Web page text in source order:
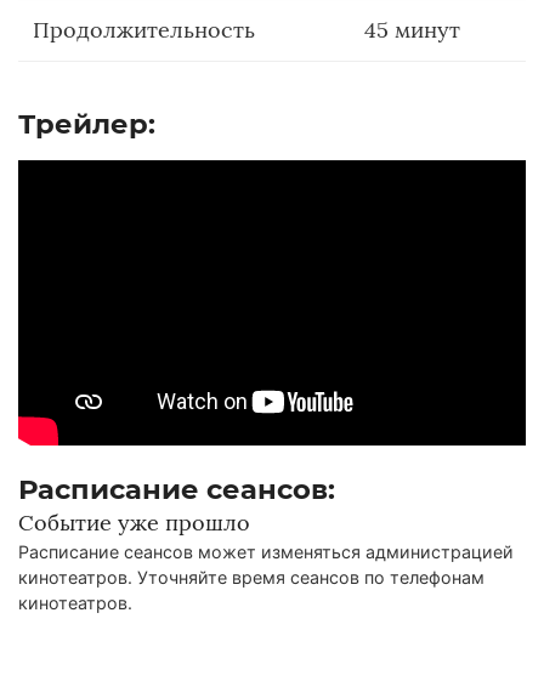
Продолжительность 45 минут
Трейлер:
Расписание сеансов:
Событие уже прошло
Расписание сеансов может изменяться администрацией
кинотеатров. Уточняйте время сеансов по телефонам
кинотеатров.